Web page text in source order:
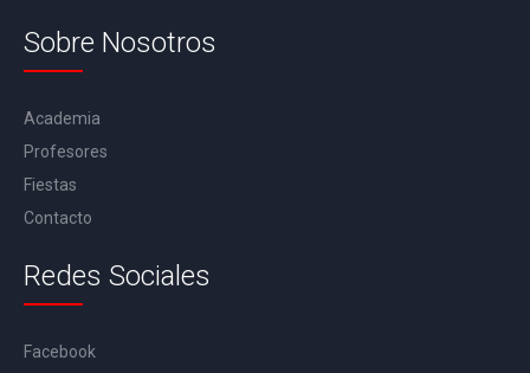
Sobre Nosotros
Academia
Profesores
Fiestas
Contacto
Redes Sociales
Facebook